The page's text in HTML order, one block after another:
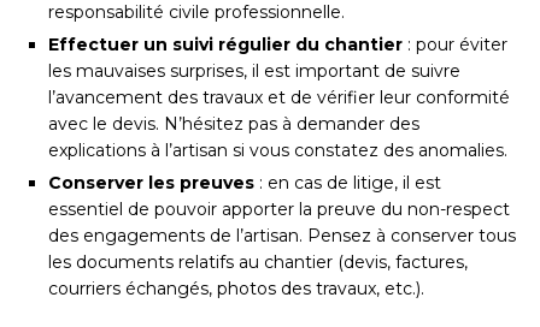
responsabilité civile professionnelle.
Effectuer un suivi régulier du chantier : pour éviter
les mauvaises surprises, il est important de suivre
l’avancement des travaux et de vérifier leur conformité
avec le devis. N’hésitez pas à demander des
explications à l’artisan si vous constatez des anomalies.
Conserver les preuves : en cas de litige, il est
essentiel de pouvoir apporter la preuve du non-respect
des engagements de l’artisan. Pensez à conserver tous
les documents relatifs au chantier (devis, factures,
courriers échangés, photos des travaux, etc.).